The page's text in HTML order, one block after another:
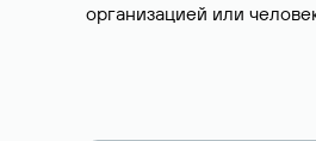
организацией или